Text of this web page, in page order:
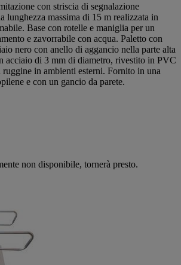
con striscia di segnalazione
lunghezza massima di 15 m realizzata in
Base con rotelle e maniglia per un
e zavorrabile con acqua. Paletto con
nero con anello di aggancio nella parte alta
acciaio di 3 mm di diametro, rivestito in PVC
ruggine in ambienti esterni. Fornito in una
e con un gancio da parete.
non disponibile, tornerà presto.